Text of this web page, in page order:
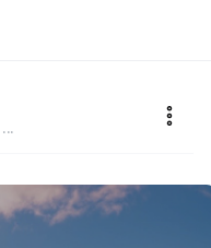
...